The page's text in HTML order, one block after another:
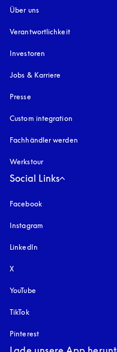
Über uns
Verantwortlichkeit
Investoren
Jobs & Karriere
Presse
Custom integration
Fachhändler werden
Werkstour
Social Links
Facebook
Instagram
LinkedIn
X
YouTube
TikTok
Pinterest